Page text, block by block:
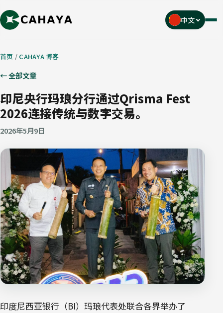
中文
菜
首页 / CAHAYA 博客
← 全部文章
印尼央行玛琅分行通过Qrisma Fest
2026连接传统与数字交易。
2026年5月9日
印度尼西亚银行（BI）玛琅代表处联合各界举办了